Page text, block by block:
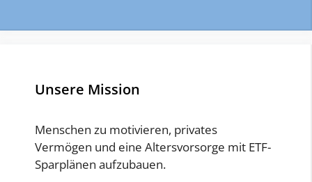
Unsere Mission
Menschen zu motivieren, privates
Vermögen und eine Altersvorsorge mit ETF-
Sparplänen aufzubauen.